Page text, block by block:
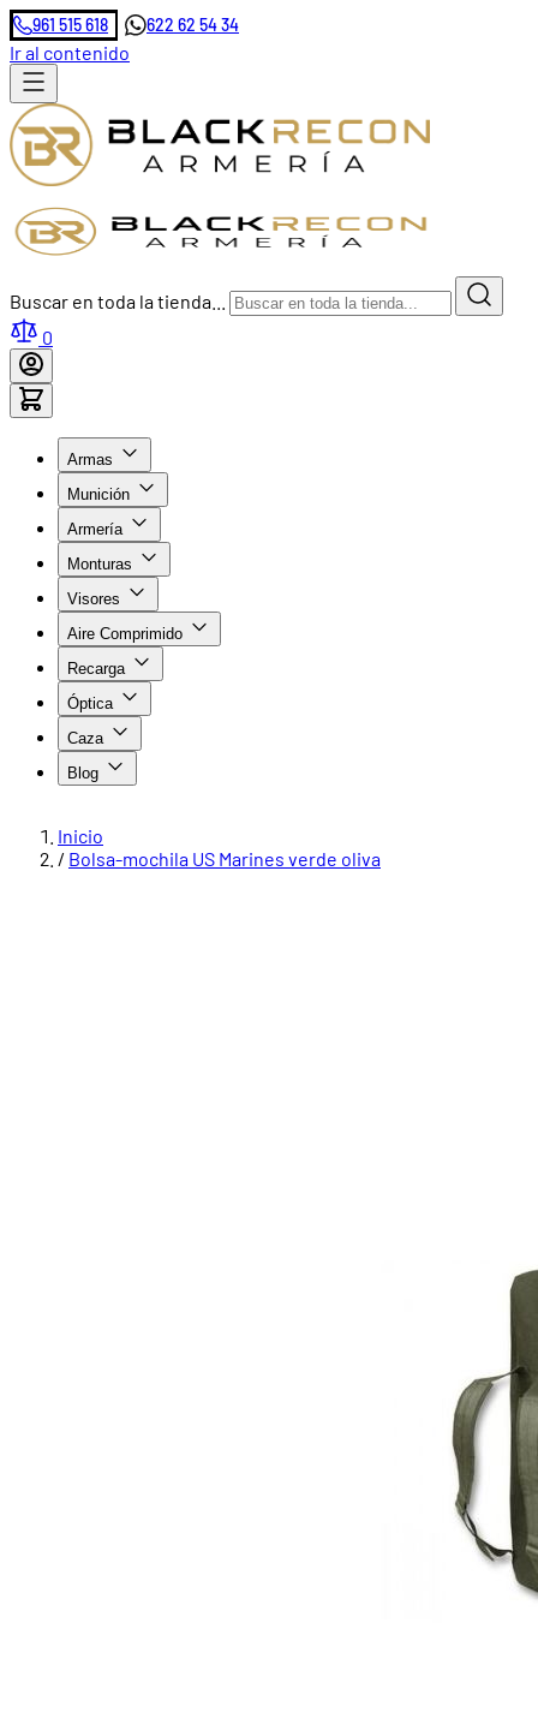
961 515 618 622 62 54 34
Ir al contenido
Buscar en toda la tienda...
0
Armas
Munición
Armería
Monturas
Visores
Aire Comprimido
Recarga
Óptica
Caza
Blog
Inicio
/ Bolsa-mochila US Marines verde oliva